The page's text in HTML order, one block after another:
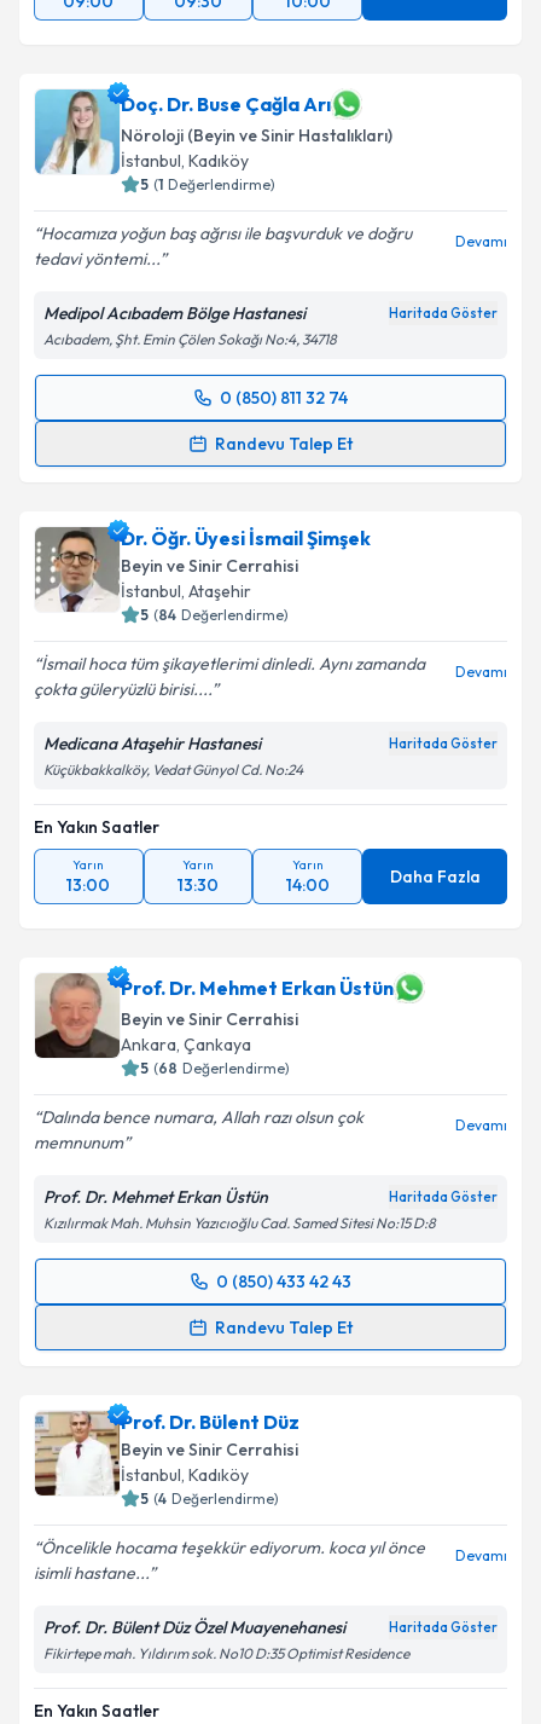
Doç. Dr. Buse Çağla Arı
Nöroloji (Beyin ve Sinir Hastalıkları)
İstanbul, Kadıköy
5 (1 Değerlendirme)
Hocamıza yoğun baş ağrısı ile başvurduk ve doğru
tedavi yöntemi...
Devamı
Medipol Acıbadem Bölge Hastanesi Haritada Göster
Acıbadem, Şht. Emin Çölen Sokağı No:4, 34718
0 (850) 811 32 74
Randevu Talep Et
Randevu Takvimi Talebi
takvim hazırlandığında e-posta ile bilgilendireceğiz.
E-posta Adresiniz
Kişisel verilerimin işlenmesine ilişkin
kapsamda işlenmesini kabul ediyorum.
Dr. Öğr. Üyesi İsmail Şimşek
Beyin ve Sinir Cerrahisi
İstanbul, Ataşehir
5 (84 Değerlendirme)
İsmail hoca tüm şikayetlerimi dinledi. Aynı zamanda
çokta güleryüzlü birisi....
Devamı
Medicana Ataşehir Hastanesi Haritada Göster
Küçükbakkalköy, Vedat Günyol Cd. No:24
En Yakın Saatler
Yarın
13:00
Yarın
13:30
Yarın
14:00 Daha Fazla
Prof. Dr. Mehmet Erkan Üstün
Beyin ve Sinir Cerrahisi
Ankara, Çankaya
5 (68 Değerlendirme)
Dalında bence numara, Allah razı olsun çok
memnunum
Devamı
Prof. Dr. Mehmet Erkan Üstün Haritada Göster
Kızılırmak Mah. Muhsin Yazıcıoğlu Cad. Samed Sitesi No:15 D:8
0 (850) 433 42 43
Randevu Talep Et
Randevu Takvimi Talebi
için bir takvim hazırlandığında e-posta ile
bilgilendireceğiz.
E-posta Adresiniz
Kişisel verilerimin işlenmesine ilişkin
Metni 'ni okudum ve kişisel verilerimin belirtilen
kapsamda işlenmesini kabul ediyorum.
Prof. Dr. Bülent Düz
Beyin ve Sinir Cerrahisi
İstanbul, Kadıköy
5 (4 Değerlendirme)
Öncelikle hocama teşekkür ediyorum. koca yıl önce
isimli hastane...
Devamı
Prof. Dr. Bülent Düz Özel Muayenehanesi Haritada Göster
Fikirtepe mah. Yıldırım sok. No10 D:35 Optimist Residence
En Yakın Saatler